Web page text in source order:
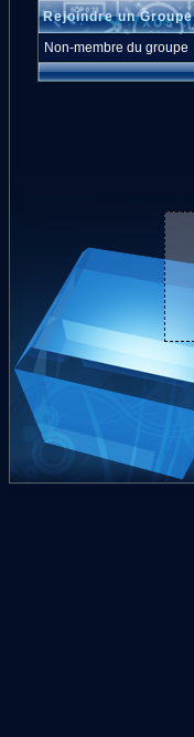
Rejoindre un Groupe
Non-membre du groupe